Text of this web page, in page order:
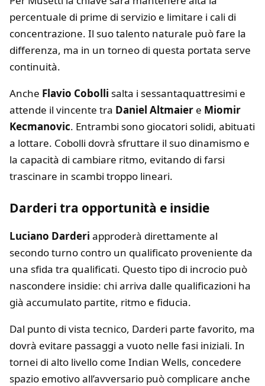
percentuale di prime di servizio e limitare i cali di
concentrazione. Il suo talento naturale può fare la
differenza, ma in un torneo di questa portata serve
continuità.
Anche Flavio Cobolli salta i sessantaquattresimi e
attende il vincente tra Daniel Altmaier e Miomir
Kecmanovic. Entrambi sono giocatori solidi, abituati
a lottare. Cobolli dovrà sfruttare il suo dinamismo e
la capacità di cambiare ritmo, evitando di farsi
trascinare in scambi troppo lineari.
Darderi tra opportunità e insidie
Luciano Darderi approderà direttamente al
secondo turno contro un qualificato proveniente da
una sfida tra qualificati. Questo tipo di incrocio può
nascondere insidie: chi arriva dalle qualificazioni ha
già accumulato partite, ritmo e fiducia.
Dal punto di vista tecnico, Darderi parte favorito, ma
dovrà evitare passaggi a vuoto nelle fasi iniziali. In
tornei di alto livello come Indian Wells, concedere
spazio emotivo all’avversario può complicare anche